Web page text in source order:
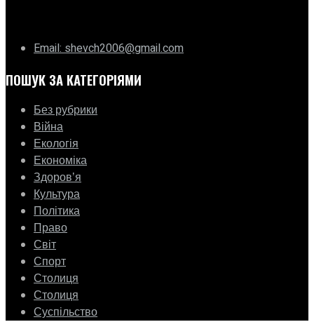
Email: shevch2006@gmail.com
ПОШУК ЗА КАТЕГОРІЯМИ
Без рубрики
Війна
Екологія
Економіка
Здоровʼя
Культура
Політика
Право
Світ
Спорт
Столиця
Столиця
Суспільство